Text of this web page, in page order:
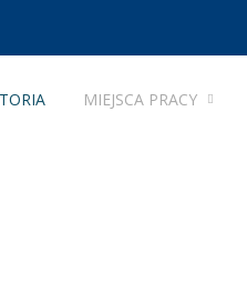
MIEJSCA PRACY